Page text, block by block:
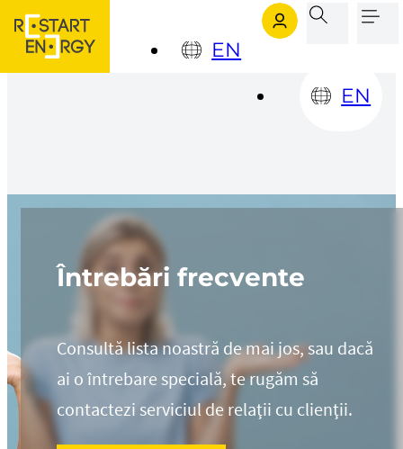
Sari la conținutul principal
EN
EN
Întrebări frecvente
Consultă lista noastră de mai jos, sau dacă
ai o întrebare specială, te rugăm să
contactezi serviciul de relaţii cu clienţii.